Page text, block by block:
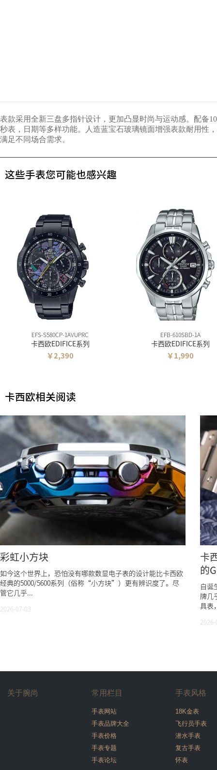
表款采用全新三盘多指针设计，更加凸显时尚与运动感。配备
秒表，日期等多样功能。人造蓝宝石玻璃镜面增强表款耐用性
满足不同场合需求。
这些手表您可能也感兴趣
EFS-S580CP-1AVUPRC
卡西欧EDIFICE系列
￥2,390
EFB-610SBD-1A
卡西欧EDIFICE系列
￥1,990
卡西欧相关阅读
彩虹小方块
如今这个世界上，恐怕没有哪款数显电子表的设计能比卡西欧
经典的5000/5600系列（俗称“小方块”）更有辨识度了。尽
管它几乎...
2026-07-03
卡
的
自诞
牌几
具表
关于腕尚 常用栏目
手表网站
手表品牌大全
手表价格
手表专题
手表论坛
手表风格
18K金表
飞行员手表
潜水手表
复古手表
怀表